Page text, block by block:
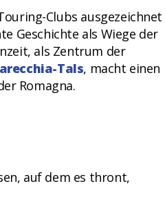
Clubs ausgezeichnet
Geschichte als Wiege der
als Zentrum der
Tals, macht einen
Romagna.
auf dem es thront,